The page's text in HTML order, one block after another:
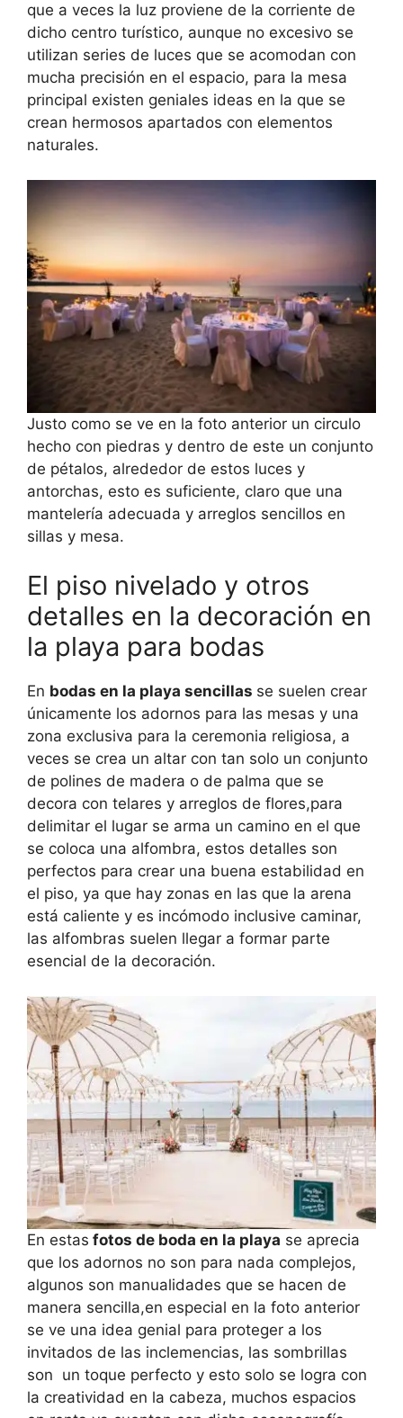
que a veces la luz proviene de la corriente de
dicho centro turístico, aunque no excesivo se
utilizan series de luces que se acomodan con
mucha precisión en el espacio, para la mesa
principal existen geniales ideas en la que se
crean hermosos apartados con elementos
naturales.
Justo como se ve en la foto anterior un circulo
hecho con piedras y dentro de este un conjunto
de pétalos, alrededor de estos luces y
antorchas, esto es suficiente, claro que una
mantelería adecuada y arreglos sencillos en
sillas y mesa.
El piso nivelado y otros
detalles en la decoración en
la playa para bodas
En bodas en la playa sencillas se suelen crear
únicamente los adornos para las mesas y una
zona exclusiva para la ceremonia religiosa, a
veces se crea un altar con tan solo un conjunto
de polines de madera o de palma que se
decora con telares y arreglos de flores,para
delimitar el lugar se arma un camino en el que
se coloca una alfombra, estos detalles son
perfectos para crear una buena estabilidad en
el piso, ya que hay zonas en las que la arena
está caliente y es incómodo inclusive caminar,
las alfombras suelen llegar a formar parte
esencial de la decoración.
En estas fotos de boda en la playa se aprecia
que los adornos no son para nada complejos,
algunos son manualidades que se hacen de
manera sencilla,en especial en la foto anterior
se ve una idea genial para proteger a los
invitados de las inclemencias, las sombrillas
son un toque perfecto y esto solo se logra con
la creatividad en la cabeza, muchos espacios